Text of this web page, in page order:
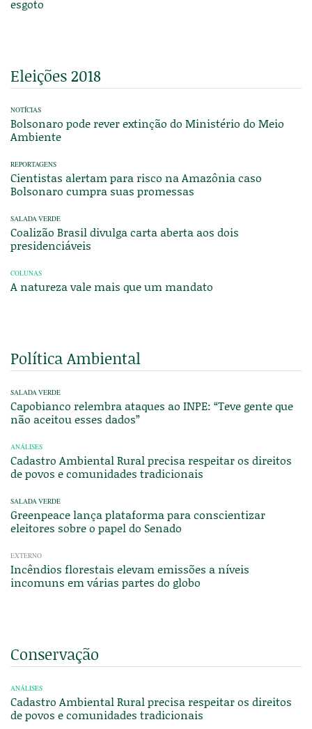
esgoto
Eleições 2018
NOTÍCIAS
Bolsonaro pode rever extinção do Ministério do Meio
Ambiente
REPORTAGENS
Cientistas alertam para risco na Amazônia caso
Bolsonaro cumpra suas promessas
SALADA VERDE
Coalizão Brasil divulga carta aberta aos dois
presidenciáveis
COLUNAS
A natureza vale mais que um mandato
Política Ambiental
SALADA VERDE
Capobianco relembra ataques ao INPE: “Teve gente que
não aceitou esses dados”
ANÁLISES
Cadastro Ambiental Rural precisa respeitar os direitos
de povos e comunidades tradicionais
SALADA VERDE
Greenpeace lança plataforma para conscientizar
eleitores sobre o papel do Senado
EXTERNO
Incêndios florestais elevam emissões a níveis
incomuns em várias partes do globo
Conservação
ANÁLISES
Cadastro Ambiental Rural precisa respeitar os direitos
de povos e comunidades tradicionais